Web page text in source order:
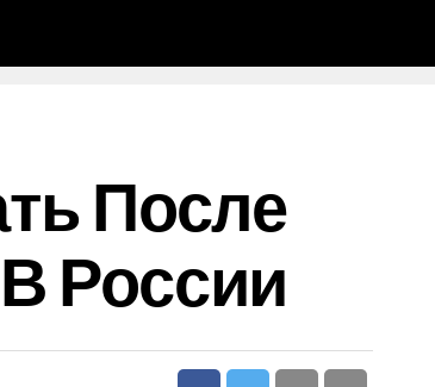
После
России